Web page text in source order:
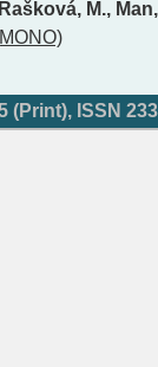
M.,
ISSN